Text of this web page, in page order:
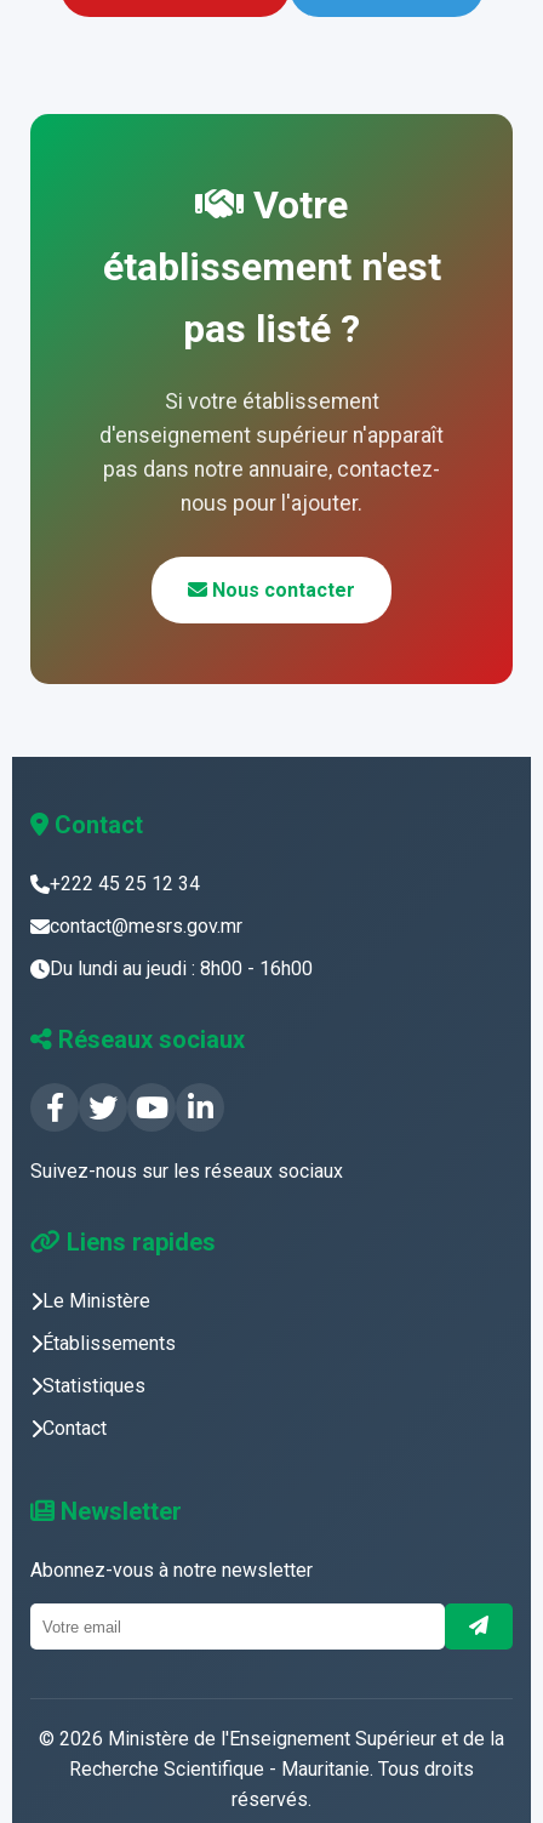
Votre
établissement n'est
pas listé ?
Si votre établissement
d'enseignement supérieur n'apparaît
pas dans notre annuaire, contactez-
nous pour l'ajouter.
Nous contacter
Contact
+222 45 25 12 34
contact@mesrs.gov.mr
Du lundi au jeudi : 8h00 - 16h00
Réseaux sociaux
Suivez-nous sur les réseaux sociaux
Liens rapides
Le Ministère
Établissements
Statistiques
Contact
Newsletter
Abonnez-vous à notre newsletter
© 2026 Ministère de l'Enseignement Supérieur et de la
Recherche Scientifique - Mauritanie. Tous droits
réservés.